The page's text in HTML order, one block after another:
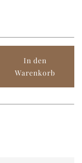
In den
Warenkorb